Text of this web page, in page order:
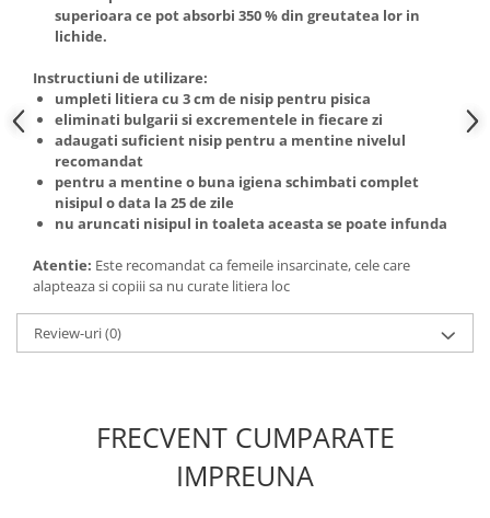
superioara ce pot absorbi 350 % din greutatea lor in
lichide.
Instructiuni de utilizare:
umpleti litiera cu 3 cm de nisip pentru pisica
eliminati bulgarii si excrementele in fiecare zi
adaugati suficient nisip pentru a mentine nivelul
recomandat
pentru a mentine o buna igiena schimbati complet
nisipul o data la 25 de zile
nu aruncati nisipul in toaleta aceasta se poate infunda
Atentie: Este recomandat ca femeile insarcinate, cele care
alapteaza si copiii sa nu curate litiera loc
Review-uri(0)
FRECVENT CUMPARATE
IMPREUNA